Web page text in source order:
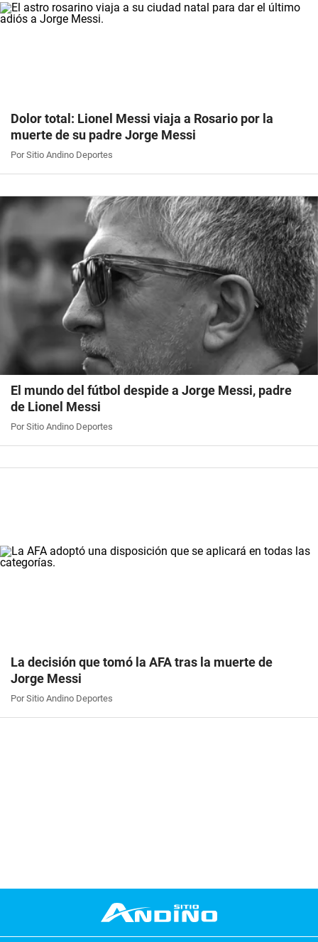
Dolor total: Lionel Messi viaja a Rosario por la
muerte de su padre Jorge Messi
Por Sitio Andino Deportes
El mundo del fútbol despide a Jorge Messi, padre
de Lionel Messi
Por Sitio Andino Deportes
La decisión que tomó la AFA tras la muerte de
Jorge Messi
Por Sitio Andino Deportes